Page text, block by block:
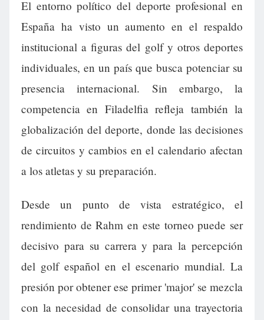
El entorno político del deporte profesional en
España ha visto un aumento en el respaldo
institucional a figuras del golf y otros deportes
individuales, en un país que busca potenciar su
presencia internacional. Sin embargo, la
competencia en Filadelfia refleja también la
globalización del deporte, donde las decisiones
de circuitos y cambios en el calendario afectan
a los atletas y su preparación.
Desde un punto de vista estratégico, el
rendimiento de Rahm en este torneo puede ser
decisivo para su carrera y para la percepción
del golf español en el escenario mundial. La
presión por obtener ese primer 'major' se mezcla
con la necesidad de consolidar una trayectoria